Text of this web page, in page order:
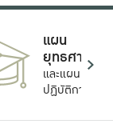
แผน
ยุทธศาสตร์
และแผน
ปฏิบัติการ